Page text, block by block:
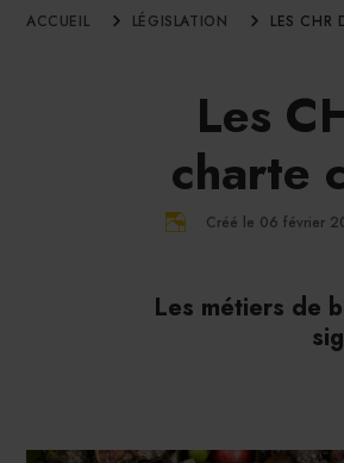
ACCUEIL LÉGISLATION LES CHR
Les
charte
Créé le 06 février
Les métiers de